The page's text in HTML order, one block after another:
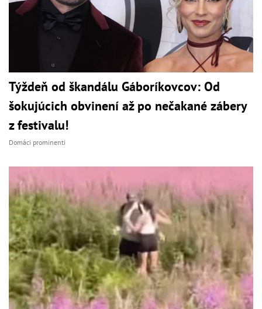
Týždeň od škandálu Gáboríkovcov: Od
šokujúcich obvinení až po nečakané zábery
z festivalu!
Domáci prominenti